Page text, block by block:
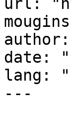
date:
lang:
---